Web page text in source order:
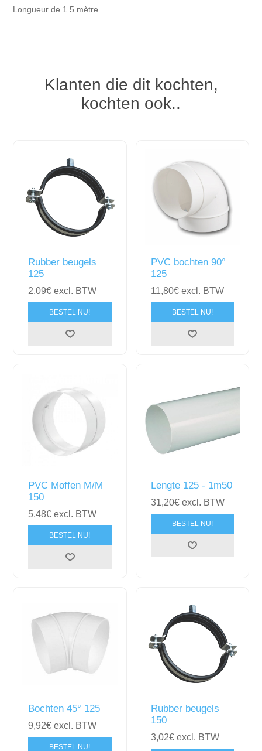
Longueur de 1.5 mètre
Klanten die dit kochten,
kochten ook..
Rubber beugels
125
2,09€ excl. BTW
BESTEL NU!
PVC bochten 90°
125
11,80€ excl. BTW
BESTEL NU!
PVC Moffen M/M
150
5,48€ excl. BTW
BESTEL NU!
Lengte 125 - 1m50
31,20€ excl. BTW
BESTEL NU!
Bochten 45° 125
9,92€ excl. BTW
BESTEL NU!
Rubber beugels
150
3,02€ excl. BTW